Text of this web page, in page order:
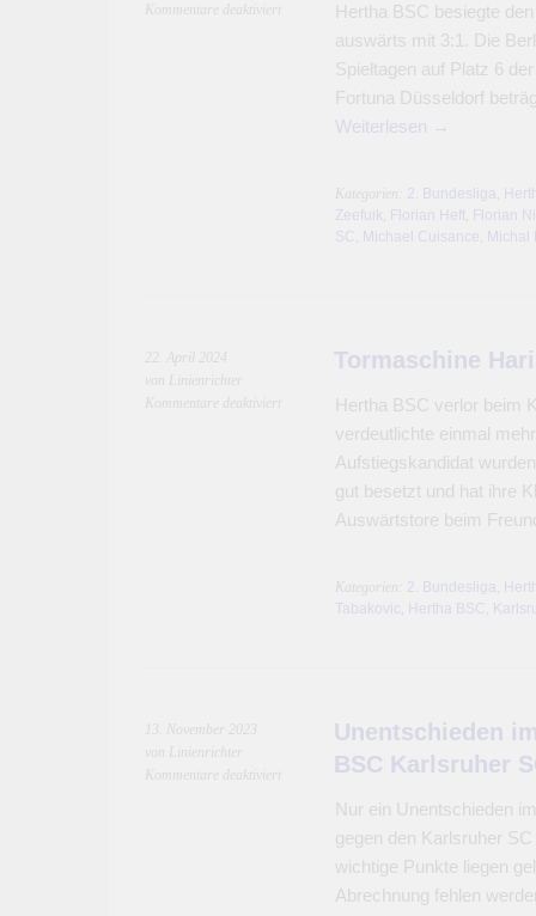
Kommentare deaktiviert
Hertha BSC besiegte
auswärts mit 3:1. Die
Spieltagen auf Platz 6
Fortuna Düsseldorf
Weiterlesen →
Kategorien: 2. Bundesliga
Zeefuik
Florian Heft Florian
SC
Michael Cuisance
22. April 2024
von Linienrichter
Kommentare deaktiviert
Tabakovic
Tormaschine
Hertha BSC verlor beim
verdeutlichte einmal
Aufstiegskandidat
gut besetzt und hat ihre
Auswärtstore beim
Kategorien: 2. Bundesliga
Tabakovic
Hertha BSC
13. November 2023
von Linienrichter
Kommentare deaktiviert
Freundschaftsgipfel
Unentschieden
BSC Karlsruher
Nur ein Unentschieden
gegen den Karlsruher
wichtige Punkte liegen
Abrechnung fehlen